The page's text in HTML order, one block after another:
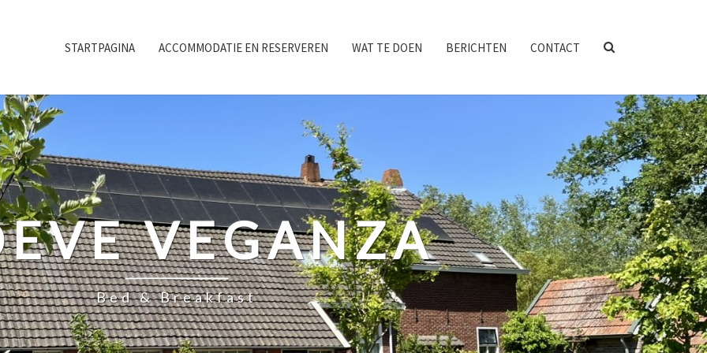
STARTPAGINA ACCOMMODATIE EN RESERVEREN WAT TE DOEN BERICHTEN CONTACT
SEARCH
VEGANZA
Bed & Breakfast